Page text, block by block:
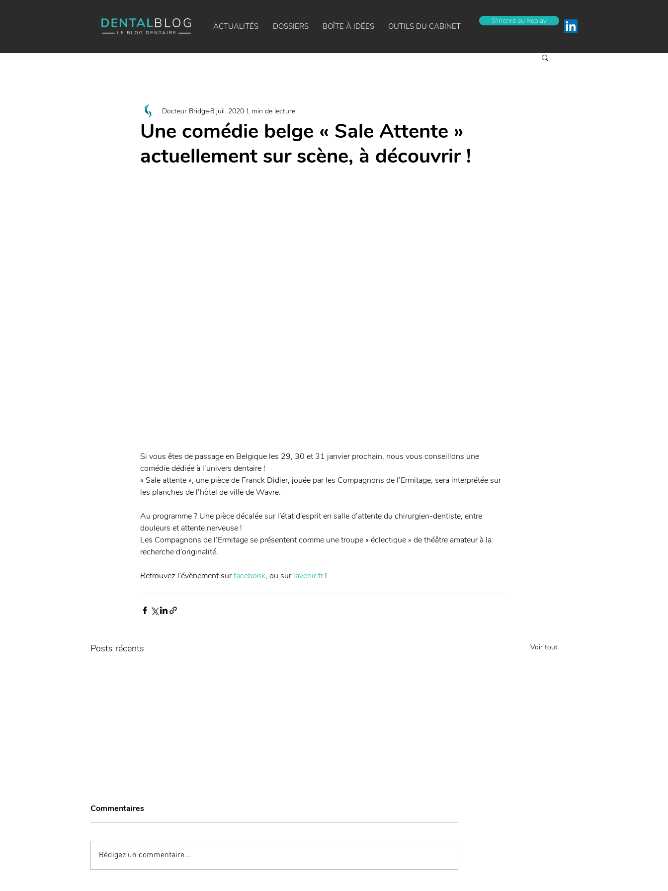
ACTUALITÉS DOSSIERS BOÎTE À IDÉES OUTILS DU CABINET
S'incrire au Replay
Une comédie belge « Sale Attente »
actuellement sur scène, à découvrir !
Docteur Bridge8 juil. 2020 1 min de lecture
Si vous êtes de passage en Belgique les 29, 30 et 31 janvier prochain, nous vous conseillons une
comédie dédiée à l’univers dentaire !
« Sale attente », une pièce de Franck Didier, jouée par les Compagnons de l’Ermitage, sera interprétée sur
les planches de l’hôtel de ville de Wavre.
Au programme ? Une pièce décalée sur l’état d’esprit en salle d’attente du chirurgien-dentiste, entre
douleurs et attente nerveuse !
Les Compagnons de l’Ermitage se présentent comme une troupe « éclectique » de théâtre amateur à la
recherche d’originalité.
Retrouvez l’évènement sur facebook, ou sur lavenir.fr !
Posts récents Voir tout
Commentaires
Rédigez un commentaire...